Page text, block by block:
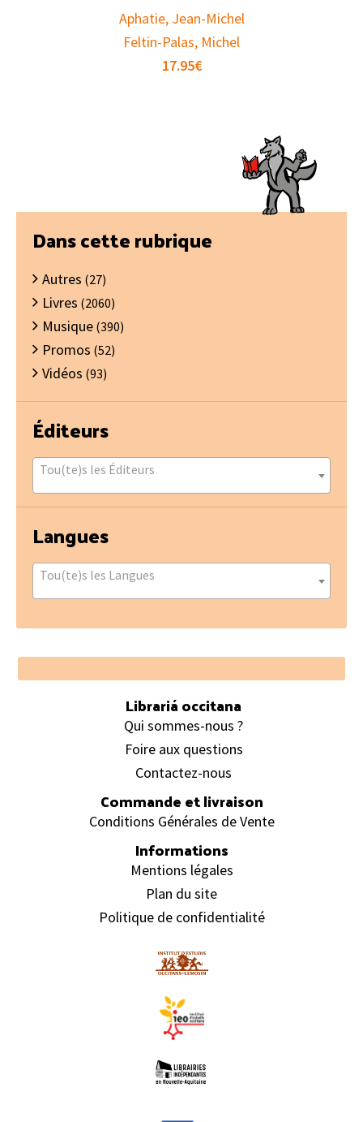
Aphatie, Jean-Michel
Feltin-Palas, Michel
17.95€
Barre
latérale
principale
Dans cette rubrique
Autres (27)
Livres (2060)
Musique (390)
Promos (52)
Vidéos (93)
Éditeurs
Tou(te)s les Éditeurs
Langues
Tou(te)s les Langues
Footer
Librariá occitana
Qui sommes-nous ?
Foire aux questions
Contactez-nous
Commande et livraison
Conditions Générales de Vente
Informations
Mentions légales
Plan du site
Politique de confidentialité